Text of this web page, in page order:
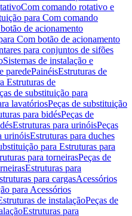
Com comando rotativo e
para Com comando
de acionamento
Com botão de acionamento
para conjuntos de sifões
Sistemas de instalação e
paredePainéisEstruturas de
Estruturas de
de substituição para
lavatóriosPeças de substituição
para bidésPeças de
Estruturas para urinóisPeças
urinóisEstruturas para duches
para Estruturas para
para torneirasPeças de
Estruturas para
para cargasAcessórios
para Acessórios
de instalaçãoPeças de
Estruturas para